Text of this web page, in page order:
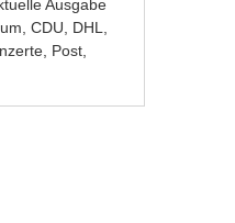
Ausgabe
,CDU, DHL,
, Post,